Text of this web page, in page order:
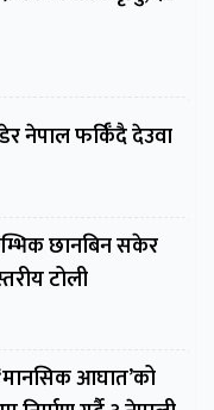
नेपाल फर्किँदै देउवा
छानबिन सकेर
टोली
आघात’को